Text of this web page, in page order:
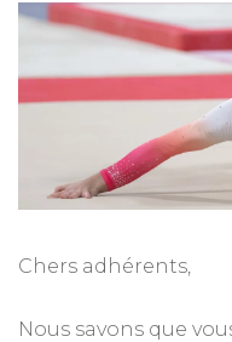
Chers adhérents,
Nous savons que